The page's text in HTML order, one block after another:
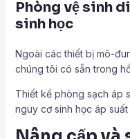
Phòng vệ sinh
sinh học
Ngoài các thiết bị mô-
chúng tôi có sẵn trong
Thiết kế phòng sạch áp
nguy cơ sinh học áp